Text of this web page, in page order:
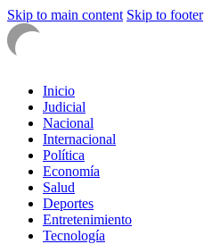
Skip to main content Skip to footer
Inicio
Judicial
Nacional
Internacional
Política
Economía
Salud
Deportes
Entretenimiento
Tecnología